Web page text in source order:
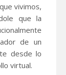
vivimos,
que la
de un
desde lo
virtual.